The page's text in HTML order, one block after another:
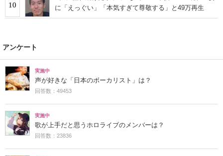
10
に「えっぐい」「本気すぎて尊敬する」と49万再生
アンケート
実施中
声が好きな「日本のボーカリスト」は？
回答数：49453
実施中
歌が上手だと思うホロライブのメンバーは？
回答数：23836